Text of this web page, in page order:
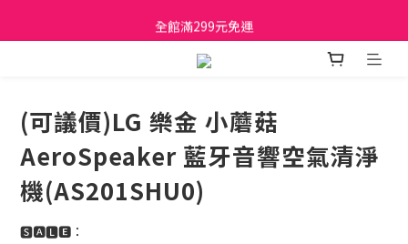
日立家電、國際牌 原廠管制價格 私訊優惠價
全館滿299元免運
日立家電、國際牌 原廠管制價格 私訊優惠價
(可議價)LG 樂金 小蘑菇
AeroSpeaker 藍牙音響空氣清淨
機(AS201SHU0)
🆂🅰🅻🅴：